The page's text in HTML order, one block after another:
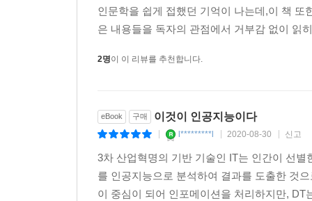
냐, 이해하고 납득하기 어려운 인공지능의 결과
--- p.125
인공지능을 이끈 양대 축은 전문가 시스템과 머
은 경험을 기반으로 확률적으로 가장 좋은 결론을
--- p.132
인간의 이성적 판단력에 대한 과신과 집착을 내
맡기고 인간이 가치판단과 창조적인 일에 더많은
인문학을 쉽게 접했던 기억이 나는데,이 책
은 내용들을 독자의 관점에서 거부감 없이 읽
2명이 이 리뷰를 추천합니다.
eBook 구매 이것이 인공지능이다
l*********l 2020-08-30 신고
3차 산업혁명의 기반 기술인 IT는 인간이 선
를 인공지능으로 분석하여 결과를 도출한 것
이 중심이 되어 인포메이션을 처리하지만,